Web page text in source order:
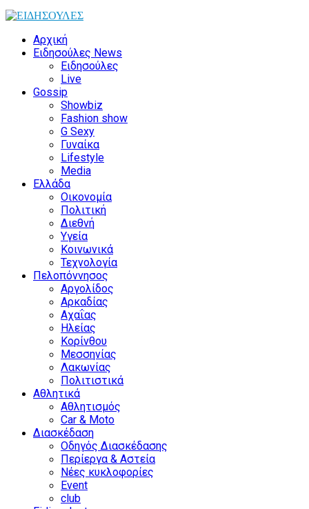
Αρχική
Ειδησούλες News
Ειδησούλες
Live
Gossip
Showbiz
Fashion show
G Sexy
Γυναίκα
Lifestyle
Media
Ελλάδα
Οικονομία
Πολιτική
Διεθνή
Υγεία
Κοινωνικά
Τεχνολογία
Πελοπόννησος
Αργολίδος
Αρκαδίας
Αχαΐας
Ηλείας
Κορίνθου
Μεσσηνίας
Λακωνίας
Πολιτιστικά
Αθλητικά
Αθλητισμός
Car & Moto
Διασκέδαση
Οδηγός Διασκέδασης
Περίεργα & Αστεία
Νέες κυκλοφορίες
Event
club